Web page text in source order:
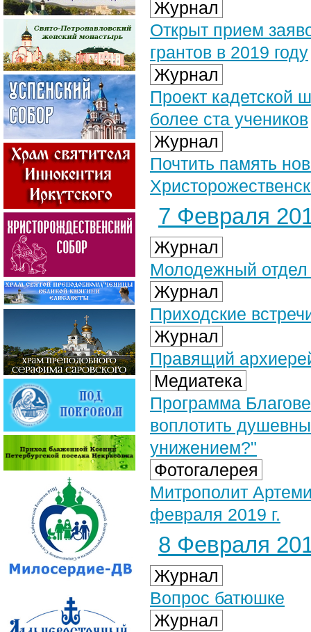
Журнал
Открыт прием
грантов в 2019 году
Журнал
Проект кадетской
более ста учеников
Журнал
Почтить память
7 Февраля
Журнал
Молодежный отдел
Журнал
Приходские
Журнал
Правящий
Медиатека
Программа
воплотить
унижением?"
Фотогалерея
Митрополит
февраля 2019 г.
8 Февраля
Журнал
Вопрос батюшке
Журнал